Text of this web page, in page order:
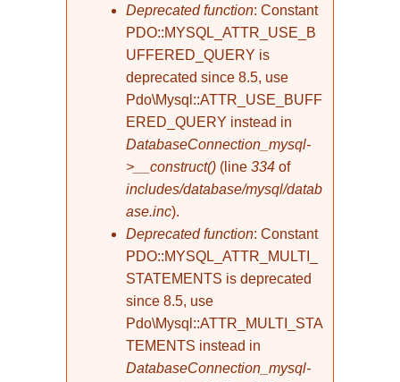
Fehlermeldung
Deprecated function: Constant
PDO::MYSQL_ATTR_USE_B
UFFERED_QUERY is
deprecated since 8.5, use
Pdo\Mysql::ATTR_USE_BUFF
ERED_QUERY instead in
DatabaseConnection_mysql-
>__construct() (line 334 of
includes/database/mysql/datab
ase.inc).
Deprecated function: Constant
PDO::MYSQL_ATTR_MULTI_
STATEMENTS is deprecated
since 8.5, use
Pdo\Mysql::ATTR_MULTI_STA
TEMENTS instead in
DatabaseConnection_mysql-